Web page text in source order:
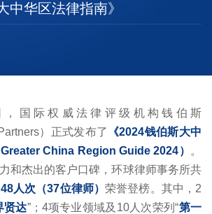
中华区法律指南》
，国际权威法律评级机构钱伯斯
）正式发布了
《2024钱伯斯大中
China Region Guide 2024）
。
和杰出的客户口碑，环球律师事务所共
人次（37位律师）荣誉登榜。其中，2
贤达”；4项专业领域及10人次荣列“第一